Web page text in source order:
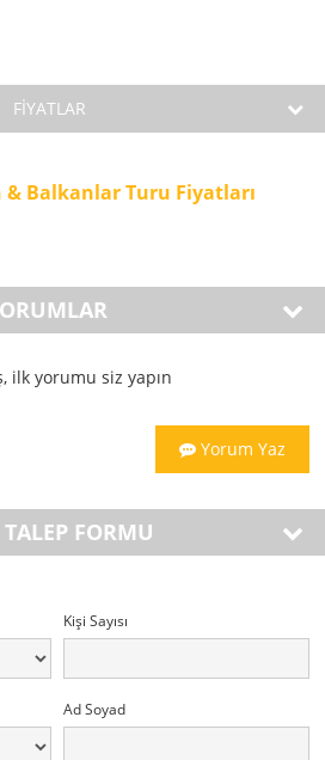
FİYATLAR
Balkanlar Turu Fiyatları
ilk yorumu siz yapın
Yorum Yaz
FORMU
Kişi Sayısı
Ad Soyad